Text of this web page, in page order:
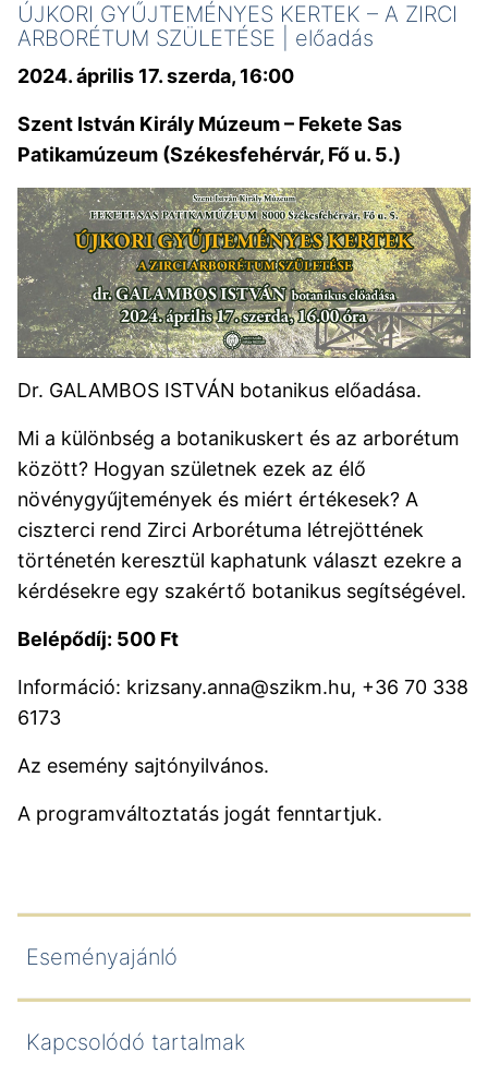
ÚJKORI GYŰJTEMÉNYES KERTEK – A ZIRCI
ARBORÉTUM SZÜLETÉSE | előadás
2024. április 17. szerda, 16:00
Szent István Király Múzeum – Fekete Sas
Patikamúzeum (Székesfehérvár, Fő u. 5.)
Dr. GALAMBOS ISTVÁN botanikus előadása.
Mi a különbség a botanikuskert és az arborétum
között? Hogyan születnek ezek az élő
növénygyűjtemények és miért értékesek? A
ciszterci rend Zirci Arborétuma létrejöttének
történetén keresztül kaphatunk választ ezekre a
kérdésekre egy szakértő botanikus segítségével.
Belépődíj: 500 Ft
Információ: krizsany.anna@szikm.hu, +36 70 338
6173
Az esemény sajtónyilvános.
A programváltoztatás jogát fenntartjuk.
Eseményajánló
Kapcsolódó tartalmak